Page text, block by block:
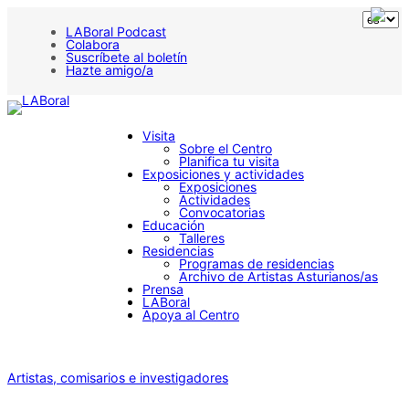
LABoral Podcast
Colabora
Suscríbete al boletín
Hazte amigo/a
Visita
Sobre el Centro
Planifica tu visita
Exposiciones y actividades
Exposiciones
Actividades
Convocatorias
Educación
Talleres
Residencias
Programas de residencias
Archivo de Artistas Asturianos/as
Prensa
LABoral
Apoya al Centro
Artistas, comisarios e investigadores